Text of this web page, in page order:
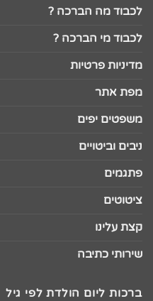
לכבוד מה הברכה ?
לכבוד מי הברכה ?
מדיניות פרטיות
מפת אתר
משפטים יפים
ניבים וביטויים
פתגמים
ציטוטים
קצת עלינו
שירותי כתיבה
ברכות ליום הולדת לפי גיל